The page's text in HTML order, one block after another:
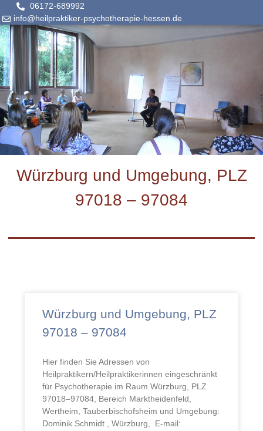
06172-689992
info@heilpraktiker-psychotherapie-hessen.de
Würzburg und Umgebung, PLZ
97018 – 97084
Würzburg und Umgebung, PLZ
97018 – 97084
Hier finden Sie Adressen von
Heilpraktikern/Heilpraktikerinnen eingeschränkt
für Psychotherapie im Raum Würzburg, PLZ
97018–97084, Bereich Marktheidenfeld,
Wertheim, Tauberbischofsheim und Umgebung:
Dominik Schmidt , Würzburg, E-mail: